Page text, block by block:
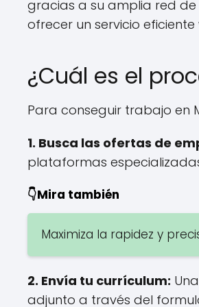
gracias a su amplia red
ofrecer un servicio
¿Cuál es el
Para conseguir trabajo en
1. Busca las ofertas de
plataformas
👇Mira también
Maximiza la rapidez y
2. Envía tu currículum:
adjunto a través del